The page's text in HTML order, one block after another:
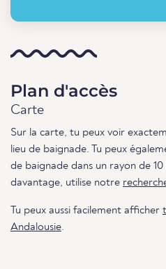
Plan d'accès
Carte
Sur la carte, tu peux voir
lieu de baignade. Tu peux
de baignade dans un rayon de
davantage, utilise notre
Tu peux aussi facilement afficher
Andalousie.